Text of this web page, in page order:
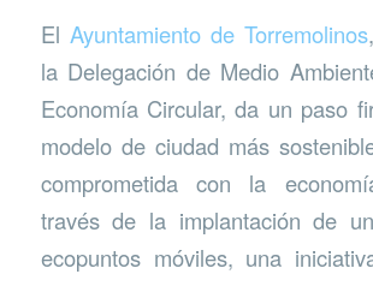
El Ayuntamiento de Torremolinos
la Delegación de Medio
Economía Circular, da un paso
modelo de ciudad más
comprometida con la
través de la implantación de
ecopuntos móviles, una